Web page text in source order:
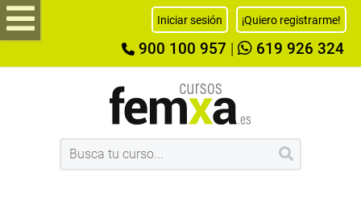
Iniciar sesión ¡Quiero registrarme!
900 100 957 619 926 324